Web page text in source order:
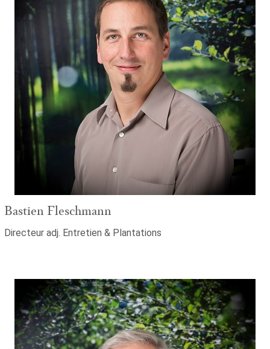
Bastien Fleschmann
Directeur adj. Entretien & Plantations